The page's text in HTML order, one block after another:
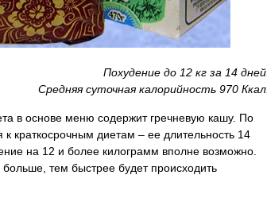
Похудение до 12 кг за 14 дней.
Средняя суточная калорийность 970 Ккал.
в основе меню содержит гречневую кашу. По
краткосрочным диетам – ее длительность 14
на 12 и более килограмм вполне возможно.
тем быстрее будет происходить